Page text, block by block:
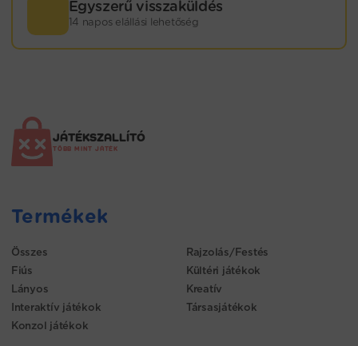
Egyszerű visszaküldés
14 napos elállási lehetőség
JÁTÉKSZALLÍTÓ
TÖBB MINT JÁTÉK
Termékek
Összes
Fiús
Lányos
Interaktív játékok
Konzol játékok
Rajzolás/Festés
Kültéri játékok
Kreatív
Társasjátékok